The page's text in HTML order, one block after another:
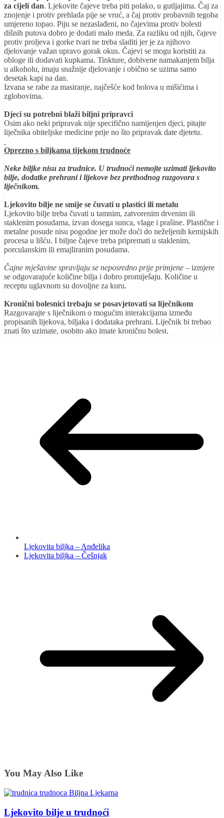
za cijeli dan. Ljekovite čajeve treba piti polako, u gutljajima. Čaj za
znojenje i protiv prehlada pije se vruć, a čaj protiv probavnih tegoba
umjereno topao. Piju se nezaslađeni, no čajevima protiv bolesti
dišnih putova dobro je dodati malo meda. Za razliku od njih, čajeve
protiv proljeva i gorke tvari ne treba sladiti jer je za njihovo
djelovanje važan upravo gorak okus. Čajevi se mogu koristiti za
obloge ili dodavati kupkama. Tinkture, dobivene namakanjem bilja
u alkoholu, imaju snažnije djelovanje i obično se uzima samo
desetak kapi na dan.
Izvana se rabe za masiranje, najčešće kod bolova u mišićima i
zglobovima.
Djeci su potrebni blaži biljni pripravci
Osim ako neki pripravak nije specifično namijenjen djeci, pitajte
liječnika obiteljske medicine prije no što pripravak date djetetu.
Oprezno s biljkama tijekom trudnoće
Neke biljke nisu za trudnice. U trudnoći nemojte uzimati ljekovito
bilje, dodatke prehrani i lijekove bez prethodnog razgovora s
liječnikom.
Ljekovito bilje ne smije se čuvati u plastici ili metalu
Ljekovito bilje treba čuvati u tamnim, zatvorenim drvenim ili
staklenim posudama, izvan dosega sunca, vlage i prašine. Plastične i
metalne posude nisu pogodne jer može doći do neželjenih kemijskih
procesa u lišću. I biljne čajeve treba pripremati u staklenim,
porculanskim ili emajliranim posudama.
Čajne mješavine spravljaju se neposredno prije primjene – izmjere
se odgovarajuće količine bilja i dobro promiješaju. Količine u
receptu uglavnom su dovoljne za kuru.
Kronični bolesnici trebaju se posavjetovati sa liječnikom
Razgovarajte s liječnikom o mogućim interakcijama između
propisanih lijekova, biljaka i dodataka prehrani. Liječnik bi trebao
znati što uzimate, osobito ako imate kroničnu bolest.
Ljekovita biljka – Anđelika
Ljekovita biljka – Češnjak
You May Also Like
Ljekovito bilje u trudnoći